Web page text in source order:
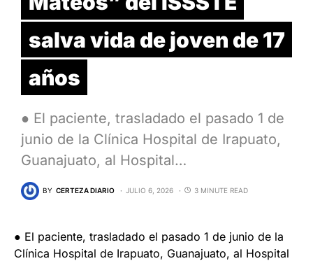
salva vida de joven de 17
años
● El paciente, trasladado el pasado 1 de
junio de la Clínica Hospital de Irapuato,
Guanajuato, al Hospital…
BY CERTEZA DIARIO JULIO 6, 2026 3 MINUTE READ
● El paciente, trasladado el pasado 1 de junio de la
Clínica Hospital de Irapuato, Guanajuato, al Hospital